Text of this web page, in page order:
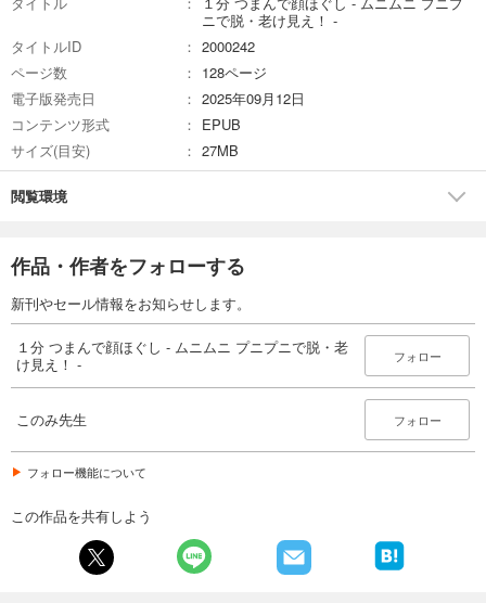
すいよう調整してから再度お試しください。
【著者プロフィール】
このみ先生
エステティシャン・リンパケアセラピスト。
エステ歴20年以上。のべ３万人以上の顔に触れてきた経験から、筋肉や
リンパの動きを読み取る独自の“つまみほぐし”メソッドを確立。SNSで紹
介するケア法と親しみやすい人柄が話題となり、幅広い世代から支持を
集める。「顔が変われば気持ちも変わる」をモットーに、メンタル・
るスクール「このみ式リンパケアスクール」を主宰。オンラインとリア
ル両方で、後進の育成にも取り組んでいる。
Instagram： @inouekonomi503
TikTok： @inouekonomi
YouTube： 【神業リンパケア】このみ先生
ニで脱・老け見え！ -
タイトルID
2000242
ページ数
128ページ
電子版発売日
2025年09月12日
コンテンツ形式
EPUB
サイズ(目安)
27MB
閲覧環境
作品・作者をフォローする
新刊やセール情報をお知らせします。
１分 つまんで顔ほぐし - ムニムニ プニプニで脱・老
け見え！ -
フォロー
このみ先生 フォロー
フォロー機能について
この作品を共有しよう